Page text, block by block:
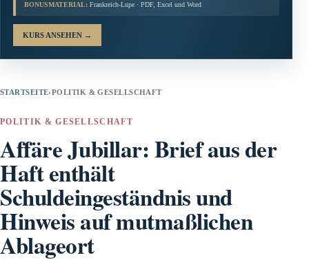
BONUSMATERIAL: Frankreich-Lupe · PDF, Excel und Word
KURS ANSEHEN →
STARTSEITE›POLITIK & GESELLSCHAFT
POLITIK & GESELLSCHAFT
Affäre Jubillar: Brief aus der
Haft enthält
Schuldeingeständnis und
Hinweis auf mutmaßlichen
Ablageort